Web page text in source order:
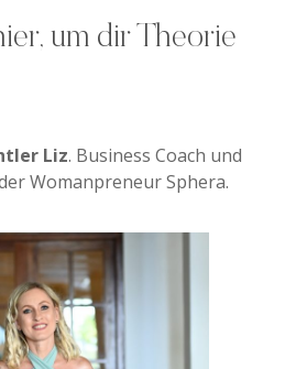
um dir Theorie
Liz. Business Coach und
Womanpreneur Sphera.